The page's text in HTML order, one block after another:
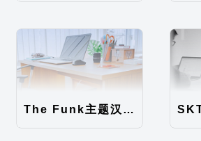
The Funk主题汉化包